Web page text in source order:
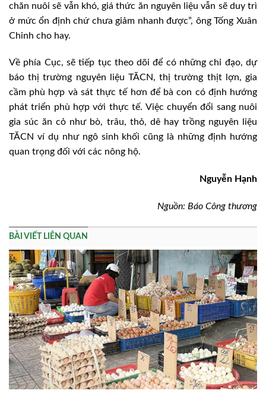
chăn nuôi sẽ vẫn khó, giá thức ăn nguyên liệu vẫn sẽ duy trì
ở mức ổn định chứ chưa giảm nhanh được”, ông Tống Xuân
Chinh cho hay.
Về phía Cục, sẽ tiếp tục theo dõi để có những chỉ đạo, dự
báo thị trường nguyên liệu TĂCN, thị trường thịt lợn, gia
cầm phù hợp và sát thực tế hơn để bà con có định hướng
phát triển phù hợp với thực tế. Việc chuyển đổi sang nuôi
gia súc ăn cỏ như bò, trâu, thỏ, dê hay trồng nguyên liệu
TĂCN ví dụ như ngô sinh khối cũng là những định hướng
quan trọng đối với các nông hộ.
Nguyễn Hạnh
Nguồn: Báo Công thương
BÀI VIẾT LIÊN QUAN